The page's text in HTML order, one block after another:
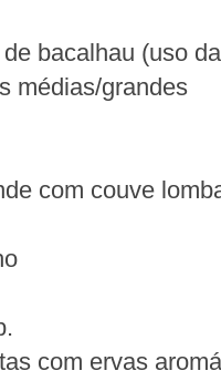
bacalhau (uso
médias/grandes
com couve
com ervas